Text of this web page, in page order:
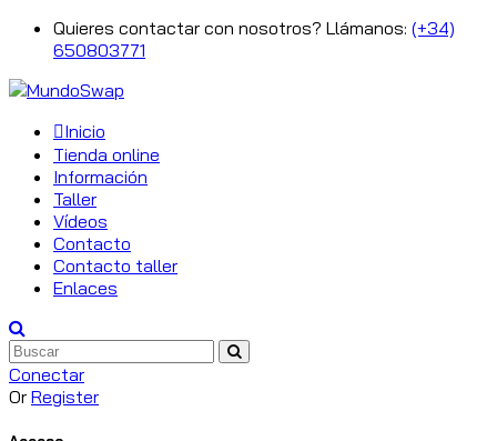
Quieres contactar con nosotros? Llámanos: (+34)
650803771
Inicio
Tienda online
Información
Taller
Vídeos
Contacto
Contacto taller
Enlaces
Conectar
Or Register